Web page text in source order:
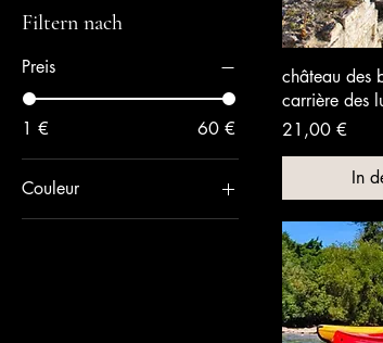
Filtern nach
Preis
1 € 60 €
Couleur
château des
carrière des
Preis
21,00 €
In